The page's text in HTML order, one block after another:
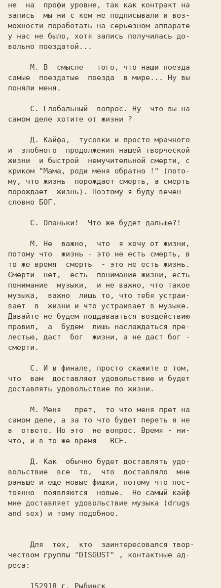
не  на  профи уровне, так как контракт на
запись  мы ни с кем не подписывали и воз-
можности поработать на серьезном аппарате
у нас не было, хотя запись получилась до-
вольно поездатой...
     М.
В  смысле   того, что наши поезда
самые  поездатые  поезда  в мире... Ну вы
поняли меня.
     С.
Глобальный  вопрос. Ну  что вы на
самом деле хотите от жизни ?
    Д.
Кайфа,  тусовки и просто мрачного
и  злобного  продолжения нашей творческой
жизни  и быстрой  немучительной смерти, с
криком
"Мама, роди меня обратно !"
(пото-
му, что жизнь  порождaeт смерть, а смерть
порождает  жизнь). Поэтому я буду вечен -
словно БОГ.
     С.
Опаньки!  Что же будет дальше?!
     М.
Не  важно,  что  я хочу от жизни,
потому что  жизнь - это не есть смерть, в
то же время  смерть  - это не есть жизнь.
Смерти  нет,  есть  понимание жизни, есть
понимание  музыки,  и не вaжно, что такое
музыка,  важно  лишь то, что тебя устраи-
вает  в  жизни и что устраивает в музыке.
Давайте не будем поддавааться воздействию
правил,  а  будем  лишь наслаждаться пре-
лестью, даст  бог  жизни, а не даст бог -
смерти.
     С.
И в финале, просто скажите о том,
что  вам  доставляет удовольствие и будет
доставлять удовольствие по жизни.
     М.
Меня   прет,  то что меня прет на
самом деле, а за то что будет переть я не
в  ответе. Но это  не вопрос. Время - ни-
что, и в то же время - ВСЕ.
    Д.
Как  обычно будет доставлять удо-
вольствие  все  то,  что  доставляло  мне
раньше и еще новые фишки, потому что пос-
тоянно  появляются  новые.  Но самый кайф
мне доставляет удовольствие музыка (drugs
and sex) и тому подобное.
чеством группы
"DISGUST"
, контактные ад-
реса: